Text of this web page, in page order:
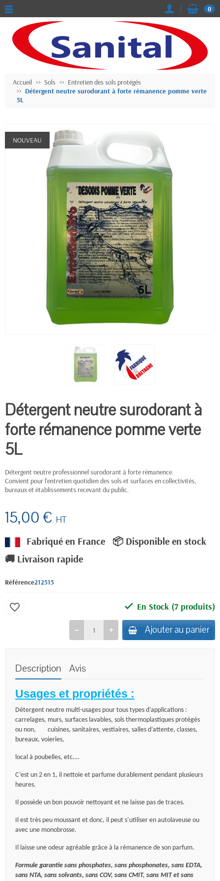
0
Accueil Sols
Entretien des sols protégés
Détergent neutre surodorant à forte rémanence pomme verte
5L
NOUVEAU
Détergent neutre surodorant à
forte rémanence pomme verte
5L
Détergent neutre professionnel surodorant à forte rémanence.
Convient pour l’entretien quotidien des sols et surfaces en collectivités,
bureaux et établissements recevant du public.
15,00 € HT
Fabriqué en France 📦 Disponible en stock
🚚 Livraison rapide
Référence212515
En Stock (7 produits)
Ajouter au panier
favorite_border
Description Avis
Usages et propriétés :
Détergent neutre multi-usages pour tous types d’applications :
carrelages, murs, surfaces lavables, sols thermoplastiques protégés
ou non,
cuisines, sanitaires, vestiaires, salles d’attente, classes,
bureaux, voieries,
local à poubelles, etc….
C’est un 2 en 1, il nettoie et parfume durablement pendant plusieurs
heures.
Il possède un bon pouvoir nettoyant et ne laisse pas de traces.
Il est très peu moussant et donc, il peut s’utiliser en autolaveuse ou
avec une monobrosse.
Il laisse une odeur agréable grâce à la rémanence de son parfum.
Formule garantie sans phosphates, sans phosphonates, sans EDTA,
sans NTA, sans solvants, sans COV, sans CMIT, sans MIT et sans